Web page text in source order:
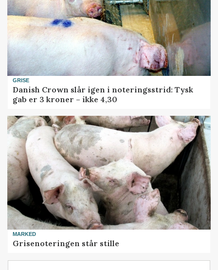
GRISE
Danish Crown slår igen i noteringsstrid: Tysk
gab er 3 kroner – ikke 4,30
MARKED
Grisenoteringen står stille